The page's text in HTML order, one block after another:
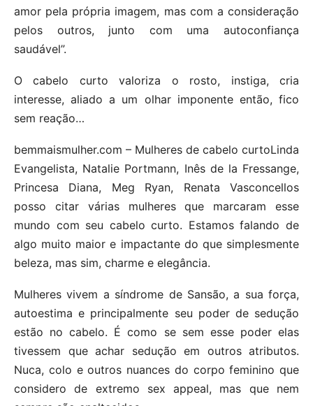
amor pela própria imagem, mas com a consideração
pelos outros, junto com uma autoconfiança
saudável”.
O cabelo curto valoriza o rosto, instiga, cria
interesse, aliado a um olhar imponente então, fico
sem reação…
bemmaismulher.com – Mulheres de cabelo curtoLinda
Evangelista, Natalie Portmann, Inês de la Fressange,
Princesa Diana, Meg Ryan, Renata Vasconcellos
posso citar várias mulheres que marcaram esse
mundo com seu cabelo curto. Estamos falando de
algo muito maior e impactante do que simplesmente
beleza, mas sim, charme e elegância.
Mulheres vivem a síndrome de Sansão, a sua força,
autoestima e principalmente seu poder de sedução
estão no cabelo. É como se sem esse poder elas
tivessem que achar sedução em outros atributos.
Nuca, colo e outros nuances do corpo feminino que
considero de extremo sex appeal, mas que nem